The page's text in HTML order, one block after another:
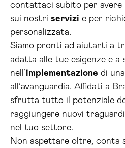
contattaci subito per avere
sui nostri servizi e per
personalizzata.
Siamo pronti ad aiutarti a
adatta alle tue esigenze e
nell’implementazione di
all’avanguardia. Affidati a
sfrutta tutto il potenziale
raggiungere nuovi
nel tuo settore.
Non aspettare oltre, conta